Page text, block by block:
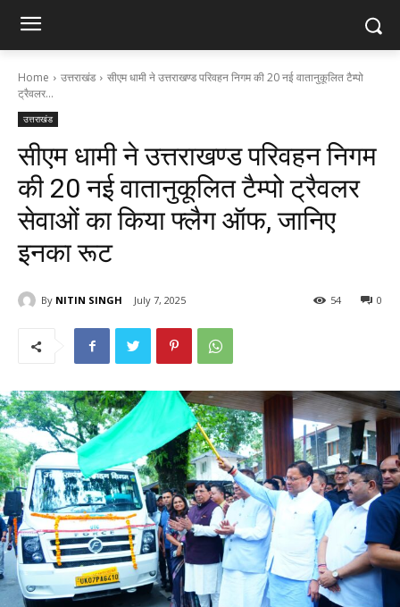
Home उत्तराखंड
सीएम धामी ने उत्तराखण्ड परिवहन निगम की 20 नई वातानुकूलित टैम्पो
ट्रैवलर...
उत्तराखंड
सीएम धामी ने उत्तराखण्ड परिवहन निगम
की 20 नई वातानुकूलित टैम्पो ट्रैवलर
सेवाओं का किया फ्लैग ऑफ, जानिए
इनका रूट
By NITIN SINGH July 7, 2025 0
54